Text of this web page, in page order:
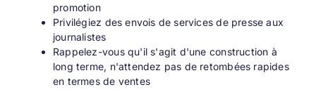
promotion
Privilégiez des envois de services de presse aux
journalistes
Rappelez-vous qu'il s'agit d'une construction à
long terme, n'attendez pas de retombées rapides
en termes de ventes